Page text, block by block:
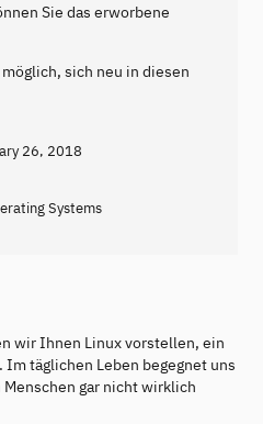
Sie das erworbene
sich neu in diesen
26, 2018
Systems
wir Ihnen Linux vorstellen, ein
täglichen Leben begegnet uns
gar nicht wirklich